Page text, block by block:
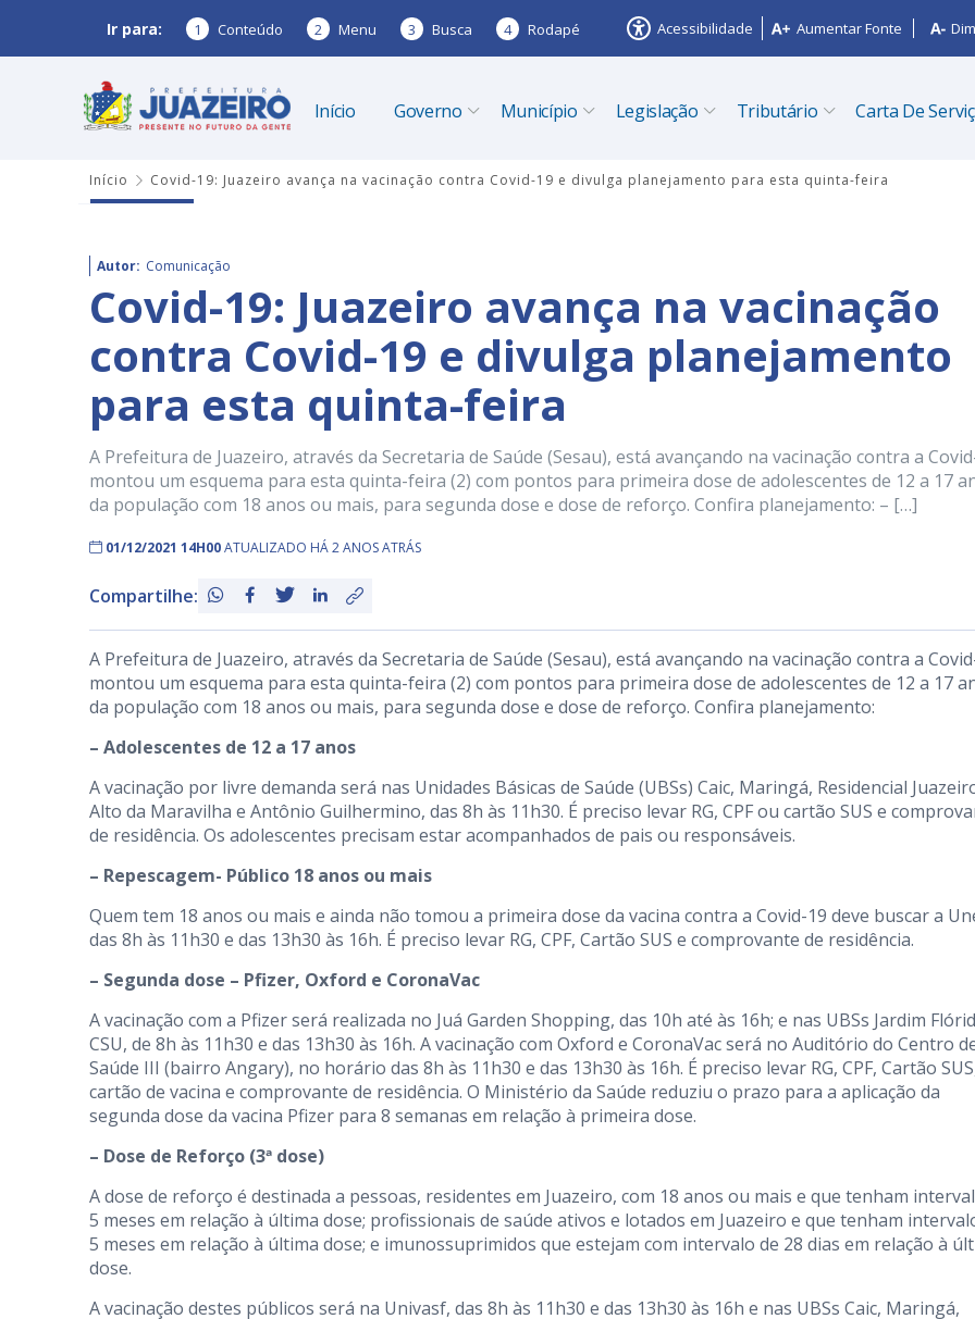
Ir para: 1 Conteúdo 2 Menu 3 Busca 4 Rodapé Acessibilidade Aumentar Fonte
Início Governo Município Legislação Tributário Carta De
Início Covid-19: Juazeiro avança na vacinação contra Covid-19 e divulga planejamento para esta quinta-feira
Autor: Comunicação
Covid-19: Juazeiro avança na vacinação
contra Covid-19 e divulga planejamento
para esta quinta-feira
A Prefeitura de Juazeiro, através da Secretaria de Saúde (Sesau), está avançando na vacinação contra a
montou um esquema para esta quinta-feira (2) com pontos para primeira dose de adolescentes de 12 a 17
da população com 18 anos ou mais, para segunda dose e dose de reforço. Confira planejamento: – […]
01/12/2021 14H00ATUALIZADO HÁ 2 ANOS ATRÁS
Compartilhe:
A Prefeitura de Juazeiro, através da Secretaria de Saúde (Sesau), está avançando na vacinação contra a
montou um esquema para esta quinta-feira (2) com pontos para primeira dose de adolescentes de 12 a 17
da população com 18 anos ou mais, para segunda dose e dose de reforço. Confira planejamento:
– Adolescentes de 12 a 17 anos
A vacinação por livre demanda será nas Unidades Básicas de Saúde (UBSs) Caic, Maringá, Residencial
Alto da Maravilha e Antônio Guilhermino, das 8h às 11h30. É preciso levar RG, CPF ou cartão SUS e
de residência. Os adolescentes precisam estar acompanhados de pais ou responsáveis.
– Repescagem- Público 18 anos ou mais
Quem tem 18 anos ou mais e ainda não tomou a primeira dose da vacina contra a Covid-19 deve buscar a
das 8h às 11h30 e das 13h30 às 16h. É preciso levar RG, CPF, Cartão SUS e comprovante de residência.
– Segunda dose – Pfizer, Oxford e CoronaVac
A vacinação com a Pfizer será realizada no Juá Garden Shopping, das 10h até às 16h; e nas UBSs Jardim
CSU, de 8h às 11h30 e das 13h30 às 16h. A vacinação com Oxford e CoronaVac será no Auditório do Centro
Saúde III (bairro Angary), no horário das 8h às 11h30 e das 13h30 às 16h. É preciso levar RG, CPF, Cartão
cartão de vacina e comprovante de residência. O Ministério da Saúde reduziu o prazo para a aplicação da
segunda dose da vacina Pfizer para 8 semanas em relação à primeira dose.
– Dose de Reforço (3ª dose)
A dose de reforço é destinada a pessoas, residentes em Juazeiro, com 18 anos ou mais e que tenham
5 meses em relação à última dose; profissionais de saúde ativos e lotados em Juazeiro e que tenham
5 meses em relação à última dose; e imunossuprimidos que estejam com intervalo de 28 dias em relação à
dose.
A vacinação destes públicos será na Univasf, das 8h às 11h30 e das 13h30 às 16h e nas UBSs Caic, Maringá,